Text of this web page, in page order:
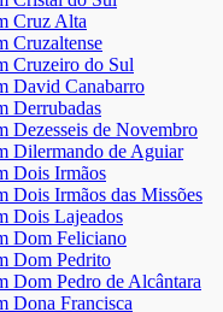
Cruz Alta
Cruzaltense
Cruzeiro do Sul
David Canabarro
Derrubadas
Dezesseis de Novembro
Dilermando de Aguiar
Dois Irmãos
Dois Irmãos das Missões
Dois Lajeados
Dom Feliciano
Dom Pedrito
Dom Pedro de Alcântara
Dona Francisca